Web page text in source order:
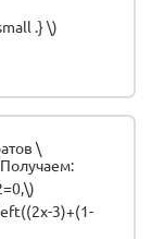
.} \)
\
3)+(1-